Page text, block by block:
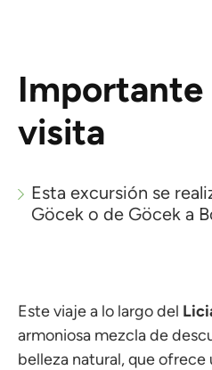
Importante
visita
Esta excursión se
Göcek o de Göcek a
Este viaje a lo largo del
armoniosa mezcla de
belleza natural, que ofrece